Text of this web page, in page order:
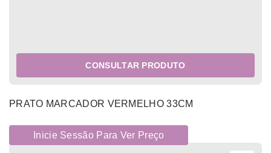
CONSULTAR PRODUTO
PRATO MARCADOR VERMELHO 33CM
Inicie Sessão Para Ver Preço